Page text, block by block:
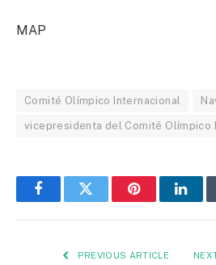
MAP
Comité Olímpico Internacional
vicepresidenta del Comité Olímpico
FacebookTwitter Pinterest
PREVIOUS ARTICLE